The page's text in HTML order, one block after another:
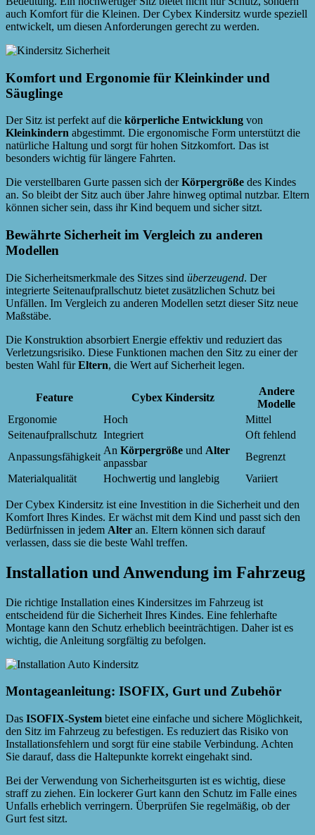
auch Komfort für die Kleinen. Der Cybex Kindersitz wurde speziell
entwickelt, um diesen Anforderungen gerecht zu werden.
Komfort und Ergonomie für Kleinkinder und
Säuglinge
Der Sitz ist perfekt auf die körperliche Entwicklung von
Kleinkindern abgestimmt. Die ergonomische Form unterstützt die
natürliche Haltung und sorgt für hohen Sitzkomfort. Das ist
besonders wichtig für längere Fahrten.
Die verstellbaren Gurte passen sich derKörpergröße des Kindes
an. So bleibt der Sitz auch über Jahre hinweg optimal nutzbar. Eltern
können sicher sein, dass ihr Kind bequem und sicher sitzt.
Bewährte Sicherheit im Vergleich zu anderen
Modellen
Die Sicherheitsmerkmale des Sitzes sind überzeugend. Der
integrierte Seitenaufprallschutz bietet zusätzlichen Schutz bei
Unfällen. Im Vergleich zu anderen Modellen setzt dieser Sitz neue
Maßstäbe.
Die Konstruktion absorbiert Energie effektiv und reduziert das
Verletzungsrisiko. Diese Funktionen machen den Sitz zu einer der
besten Wahl fürEltern, die Wert auf Sicherheit legen.
Feature Cybex Kindersitz
Andere
Modelle
Ergonomie
Hoch
Mittel
Seitenaufprallschutz Integriert
Oft fehlend
Anpassungsfähigkeit
An Körpergröße und Alter
anpassbar
Begrenzt
Materialqualität
Hochwertig und langlebig Variiert
Der Cybex Kindersitz ist eine Investition in die Sicherheit und den
Komfort Ihres Kindes. Er wächst mit dem Kind und passt sich den
Bedürfnissen in jedem Alter an. Eltern können sich darauf
verlassen, dass sie die beste Wahl treffen.
Installation und Anwendung im Fahrzeug
Die richtige Installation eines Kindersitzes im Fahrzeug ist
entscheidend für die Sicherheit Ihres Kindes. Eine fehlerhafte
Montage kann den Schutz erheblich beeinträchtigen. Daher ist es
wichtig, die Anleitung sorgfältig zu befolgen.
Montageanleitung: ISOFIX, Gurt und Zubehör
Das ISOFIX-System bietet eine einfache und sichere Möglichkeit,
den Sitz im Fahrzeug zu befestigen. Es reduziert das Risiko von
Installationsfehlern und sorgt für eine stabile Verbindung. Achten
Sie darauf, dass die Haltepunkte korrekt eingehakt sind.
Bei der Verwendung von Sicherheitsgurten ist es wichtig, diese
straff zu ziehen. Ein lockerer Gurt kann den Schutz im Falle eines
Unfalls erheblich verringern. Überprüfen Sie regelmäßig, ob der
Gurt fest sitzt.